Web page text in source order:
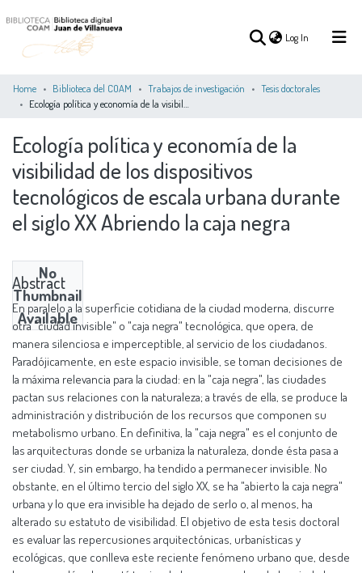
Log In (current)
COLLECTIONS
ALL OF DSPACE
STATISTICS
Home Biblioteca del COAM Trabajos de investigación
Tesis doctorales
Ecología política y economía de la
visibilidad de los dispositivos
tecnológicos de escala urbana durante
el siglo XX Abriendo la caja negra
No
Thumbnail
Available
Abstract
En paralelo a la superficie cotidiana de la ciudad moderna, discurre
otra "ciudad invisible" o "caja negra" tecnológica, que opera, de
manera silenciosa e imperceptible, al servicio de los ciudadanos.
Paradójicamente, en este espacio invisible, se toman decisiones de
la máxima relevancia para la ciudad: en la "caja negra", las ciudades
pactan sus relaciones con la naturaleza; a través de ella, se produce la
administración y distribución de los recursos que componen su
metabolismo urbano. En definitiva, la "caja negra" es el conjunto de
las arquitecturas donde se urbaniza la naturaleza, donde ésta pasa a
ser ciudad. Y, sin embargo, ha tendido a permanecer invisible. No
obstante, en el último tercio del siglo XX, se ha "abierto la caja negra"
urbana y lo que era invisible ha dejado de serlo o, al menos, ha
alterado su estatuto de visibilidad. El objetivo de esta tesis doctoral
es evaluar las repercusiones arquitectónicas, urbanísticas y
ecológicas, que conlleva este reciente fenómeno urbano que, desde